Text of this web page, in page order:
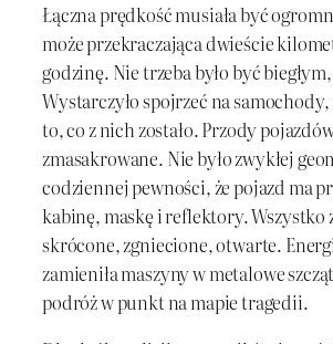
Łączna prędkość musiała być
może przekraczająca dwieście
godzinę. Nie trzeba było być
Wystarczyło spojrzeć na samochody,
to, co z nich zostało. Przody
zmasakrowane. Nie było zwykłej
codziennej pewności, że pojazd ma
kabinę, maskę i reflektory. Wszystko
skrócone, zgniecione, otwarte.
zamieniła maszyny w metalowe
podróż w punkt na mapie tragedii.